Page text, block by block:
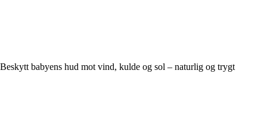
Beskytt babyens hud mot vind, kulde og sol – naturlig og trygt